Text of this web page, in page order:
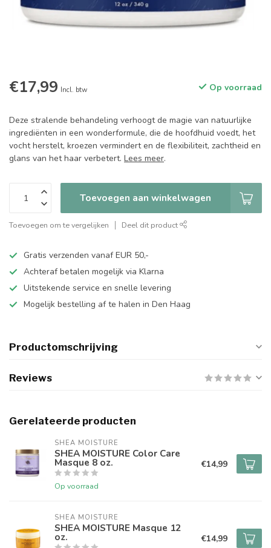
€17,99 Incl. btw Op voorraad
Deze stralende behandeling verhoogt de magie van natuurlijke
ingrediënten in een wonderformule, die de hoofdhuid voedt, het
vocht herstelt, kroezen vermindert en de flexibiliteit, zachtheid en
glans van het haar verbetert. Lees meer.
Toevoegen aan winkelwagen
Toevoegen om te vergelijken Deel dit product
Gratis verzenden vanaf EUR 50,-
Achteraf betalen mogelijk via Klarna
Uitstekende service en snelle levering
Mogelijk bestelling af te halen in Den Haag
Productomschrijving
Reviews
Gerelateerde producten
SHEA MOISTURE
SHEA MOISTURE Color Care
Masque 8 oz.
Op voorraad
€14,99
SHEA MOISTURE
SHEA MOISTURE Masque 12
oz. €14,99